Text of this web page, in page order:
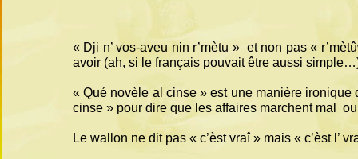
« Dji n’ vos-aveu nin r’mètu » et non pas «
avoir (ah, si le français pouvait être aussi
« Qué novèle al cinse » est une manière
cinse » pour dire que les affaires marchent mal ou
Le wallon ne dit pas « c’èst vraî » mais « c’èst l’